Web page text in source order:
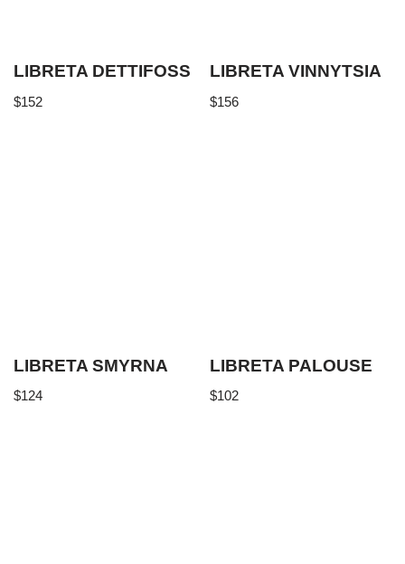
LIBRETA DETTIFOSS
$152
LIBRETA VINNYTSIA
$156
LIBRETA SMYRNA
$124
LIBRETA PALOUSE
$102